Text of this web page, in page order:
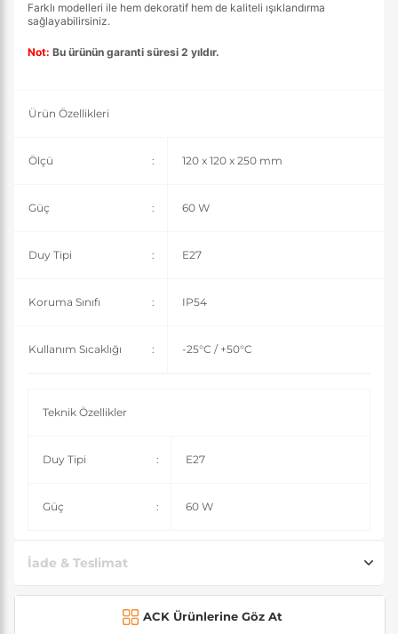
Farklı modelleri ile hem dekoratif hem de kaliteli ışıklandırma
sağlayabilirsiniz.
Not: Bu ürünün garanti süresi 2 yıldır.
Ürün Özellikleri
Ölçü : 120 x 120 x 250 mm
Güç : 60 W
Duy Tipi : E27
Koruma Sınıfı : IP54
Kullanım Sıcaklığı : -25°C / +50°C
Teknik Özellikler
Duy Tipi : E27
Güç : 60 W
İade & Teslimat
ACK Ürünlerine Göz At